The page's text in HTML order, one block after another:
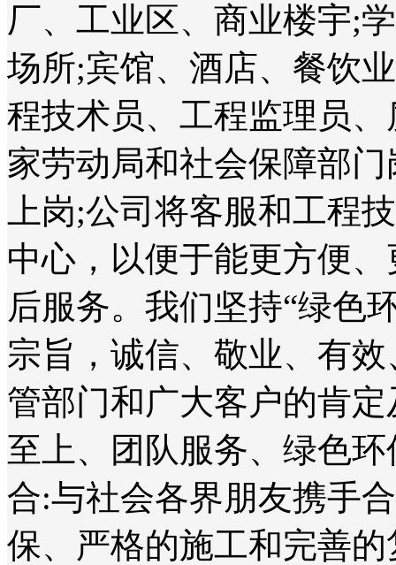
厂、工业区、商业楼宇;
场所;宾馆、酒店、餐饮
程技术员、工程监理员
家劳动局和社会保障部
上岗;公司将客服和工程
中心，以便于能更方便
后服务。我们坚持“绿色
宗旨，诚信、敬业、有
管部门和广大客户的肯
至上、团队服务、绿色
合:与社会各界朋友携手
保、严格的施工和完善